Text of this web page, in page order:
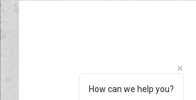
How can we help you?